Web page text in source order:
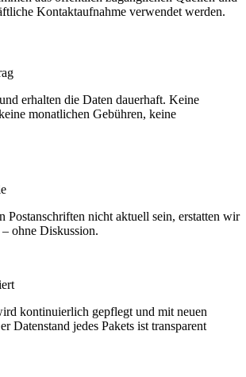
Kontaktaufnahme verwendet werden.
erhalten die Daten dauerhaft. Keine
monatlichen Gebühren, keine
Postanschriften nicht aktuell sein, erstatten wir
ohne Diskussion.
kontinuierlich gepflegt und mit neuen
Datenstand jedes Pakets ist transparent